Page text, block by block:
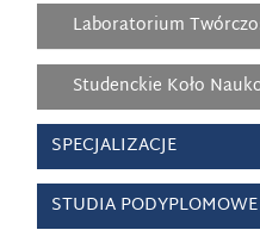
Laboratorium
Studenckie Koło
SPECJALIZACJE
STUDIA PODYPLOMOWE